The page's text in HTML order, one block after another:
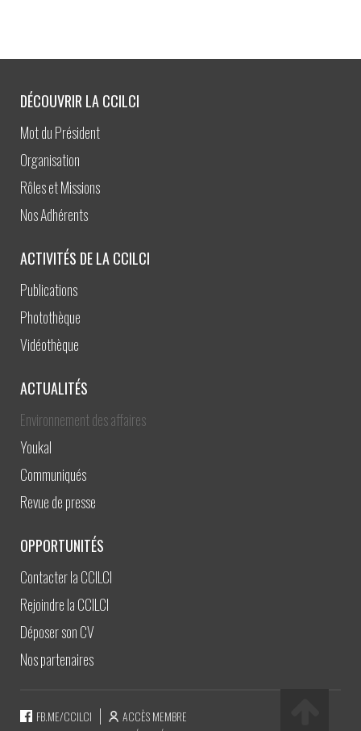
DÉCOUVRIR LA CCILCI
Mot du Président
Organisation
Rôles et Missions
Nos Adhérents
ACTIVITÉS DE LA CCILCI
Publications
Photothèque
Vidéothèque
ACTUALITÉS
Environnement des affaires
Youkal
Communiqués
Revue de presse
OPPORTUNITÉS
Contacter la CCILCI
Rejoindre la CCILCI
Déposer son CV
Nos partenaires
FB.ME/CCILCI ACCÈS MEMBRE